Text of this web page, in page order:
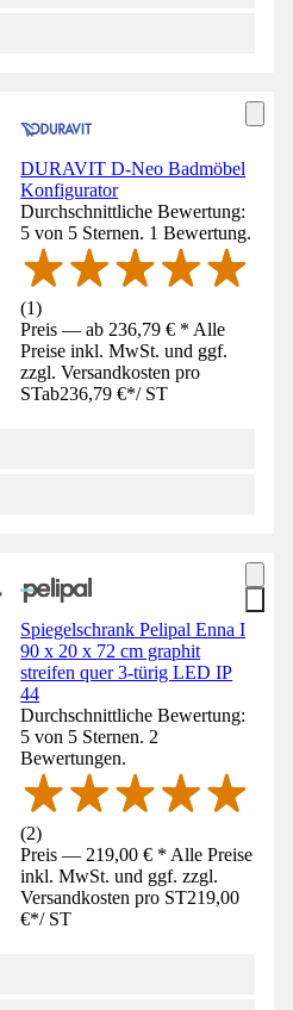
DURAVIT D-Neo Badmöbel
Konfigurator
Durchschnittliche Bewertung:
5 von 5 Sternen. 1 Bewertung.
(1)
Preis — ab 236,79 € * Alle
Preise inkl. MwSt. und ggf.
zzgl. Versandkosten pro
STab236,79 €*/ ST
Spiegelschrank Pelipal Enna I
90 x 20 x 72 cm graphit
streifen quer 3-türig LED IP
44
Durchschnittliche Bewertung:
5 von 5 Sternen. 2
Bewertungen.
(2)
Preis — 219,00 € * Alle Preise
inkl. MwSt. und ggf. zzgl.
Versandkosten pro ST219,00
€*/ ST